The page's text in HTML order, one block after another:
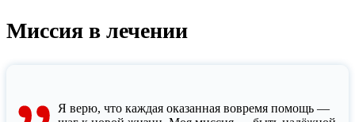
Миссия в лечении
Я верю, что каждая оказанная вовремя помощь —